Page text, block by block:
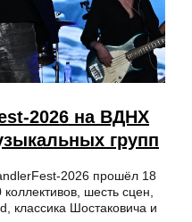
2026 на ВДНХ
групп
2026 прошёл 18
шесть сцен,
классика Шостаковича и